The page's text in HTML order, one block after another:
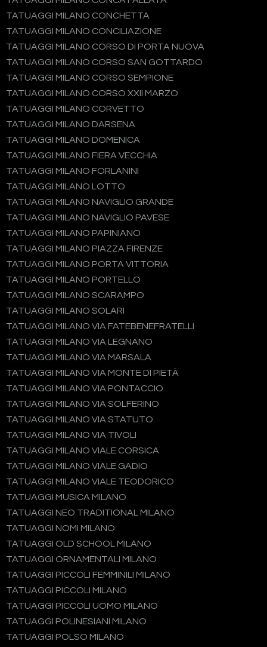
TATUAGGI MILANO CONCHETTA
TATUAGGI MILANO CONCILIAZIONE
TATUAGGI MILANO CORSO DI PORTA NUOVA
TATUAGGI MILANO CORSO SAN GOTTARDO
TATUAGGI MILANO CORSO SEMPIONE
TATUAGGI MILANO CORSO XXII MARZO
TATUAGGI MILANO CORVETTO
TATUAGGI MILANO DARSENA
TATUAGGI MILANO DOMENICA
TATUAGGI MILANO FIERA VECCHIA
TATUAGGI MILANO FORLANINI
TATUAGGI MILANO LOTTO
TATUAGGI MILANO NAVIGLIO GRANDE
TATUAGGI MILANO NAVIGLIO PAVESE
TATUAGGI MILANO PAPINIANO
TATUAGGI MILANO PIAZZA FIRENZE
TATUAGGI MILANO PORTA VITTORIA
TATUAGGI MILANO PORTELLO
TATUAGGI MILANO SCARAMPO
TATUAGGI MILANO SOLARI
TATUAGGI MILANO VIA FATEBENEFRATELLI
TATUAGGI MILANO VIA LEGNANO
TATUAGGI MILANO VIA MARSALA
TATUAGGI MILANO VIA MONTE DI PIETÀ
TATUAGGI MILANO VIA PONTACCIO
TATUAGGI MILANO VIA SOLFERINO
TATUAGGI MILANO VIA STATUTO
TATUAGGI MILANO VIA TIVOLI
TATUAGGI MILANO VIALE CORSICA
TATUAGGI MILANO VIALE GADIO
TATUAGGI MILANO VIALE TEODORICO
TATUAGGI MUSICA MILANO
TATUAGGI NEO TRADITIONAL MILANO
TATUAGGI NOMI MILANO
TATUAGGI OLD SCHOOL MILANO
TATUAGGI ORNAMENTALI MILANO
TATUAGGI PICCOLI FEMMINILI MILANO
TATUAGGI PICCOLI MILANO
TATUAGGI PICCOLI UOMO MILANO
TATUAGGI POLINESIANI MILANO
TATUAGGI POLSO MILANO